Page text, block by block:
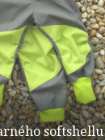
softshellu